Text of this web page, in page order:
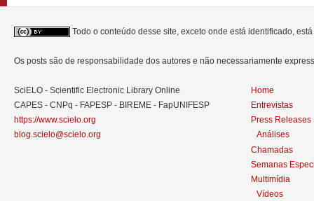
Todo o conteúdo desse site, exceto onde está identificado,
Os posts são de responsabilidade dos autores e não necessariamente
SciELO - Scientific Electronic Library Online
CAPES - CNPq - FAPESP - BIREME - FapUNIFESP
https://www.scielo.org
blog.scielo@scielo.org
Home
Entrevistas
Press Releases
Análises
Chamadas
Semanas
Multimídia
Vídeos